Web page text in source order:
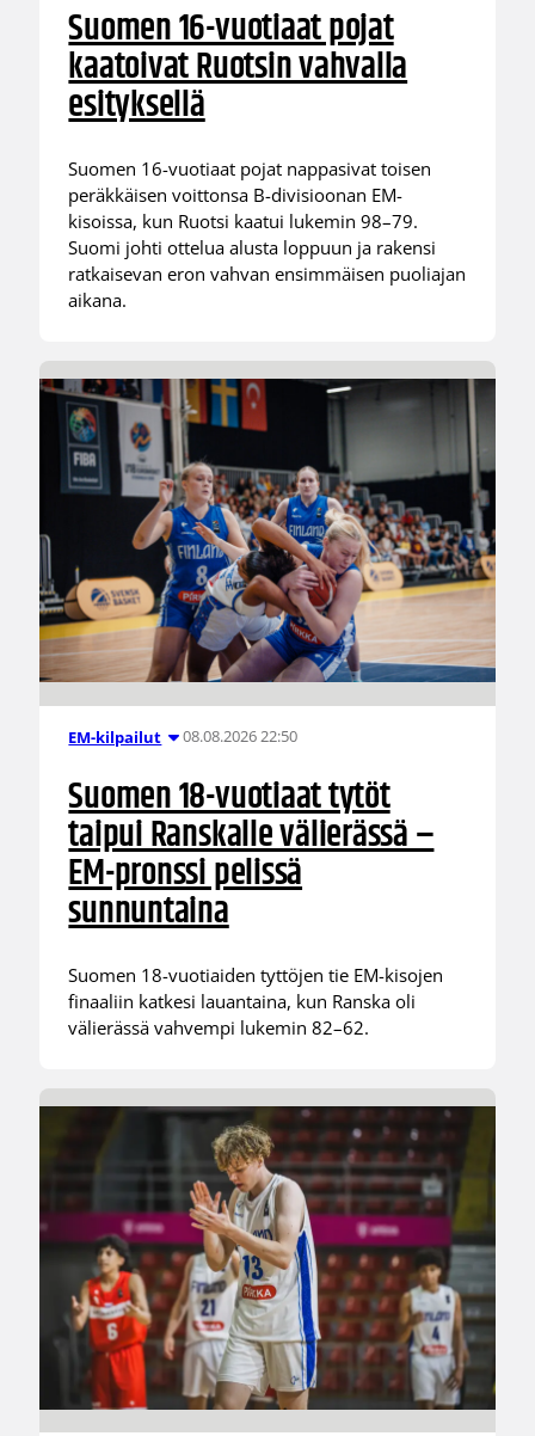
Suomen 16-vuotiaat pojat
kaatoivat Ruotsin vahvalla
esityksellä
Suomen 16-vuotiaat pojat nappasivat toisen
peräkkäisen voittonsa B-divisioonan EM-
kisoissa, kun Ruotsi kaatui lukemin 98–79.
Suomi johti ottelua alusta loppuun ja rakensi
ratkaisevan eron vahvan ensimmäisen puoliajan
aikana.
EM-kilpailut 08.08.2026 22:50
Suomen 18-vuotiaat tytöt
taipui Ranskalle välierässä –
EM-pronssi pelissä
sunnuntaina
Suomen 18-vuotiaiden tyttöjen tie EM-kisojen
finaaliin katkesi lauantaina, kun Ranska oli
välierässä vahvempi lukemin 82–62.